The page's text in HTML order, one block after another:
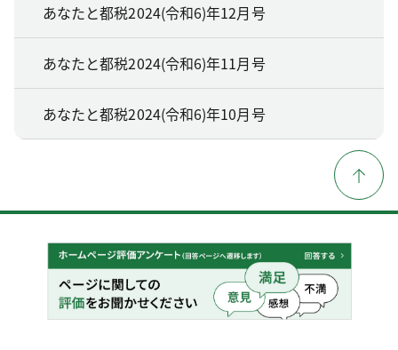
あなたと都税2024(令和6)年12月号
あなたと都税2024(令和6)年11月号
あなたと都税2024(令和6)年10月号